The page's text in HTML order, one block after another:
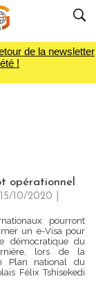
de la newsletter
!
opérationnel
10/2020
pourront
un e-Visa pour
démocratique du
lors de la
Plan national du
Félix Tshisekedi